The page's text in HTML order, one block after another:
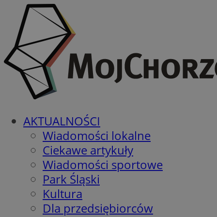
AKTUALNOŚCI
Wiadomości lokalne
Ciekawe artykuły
Wiadomości sportowe
Park Śląski
Kultura
Dla przedsiębiorców